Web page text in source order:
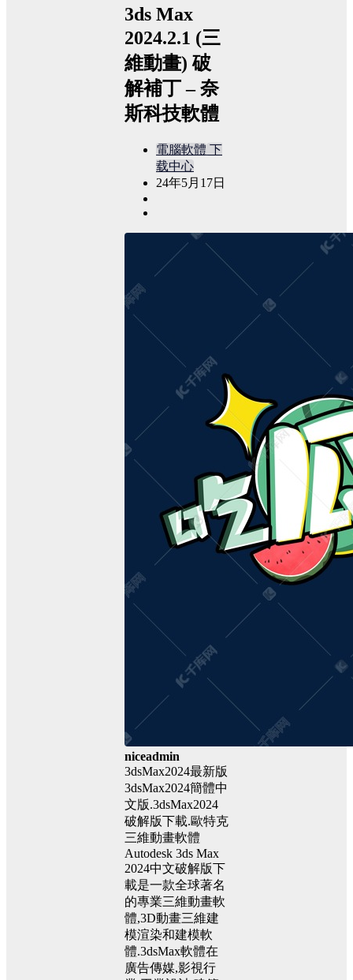
3ds Max
2024.2.1 (三
維動畫) 破
解補丁 – 奈
斯科技軟體
電腦軟體 下
载中心
24年5月17日
niceadmin
3dsMax2024最新版
3dsMax2024簡體中
文版.3dsMax2024
破解版下載.歐特克
三維動畫軟體
Autodesk 3ds Max
2024中文破解版下
載是一款全球著名
的專業三維動畫軟
體,3D動畫三維建
模渲染和建模軟
體.3dsMax軟體在
廣告傳媒,影視行